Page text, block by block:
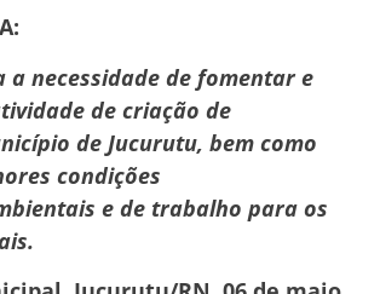
a necessidade de fomentar e
de criação de
de Jucurutu, bem como
condições
e de trabalho para os